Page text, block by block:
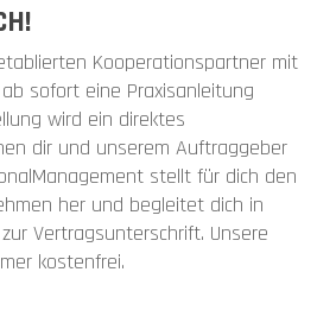
Kooperationspartner mit
sofort eine Praxisanleitung
wird ein direktes
dir und unserem Auftraggeber
stellt für dich den
her und begleitet dich in
Vertragsunterschrift. Unsere
kostenfrei.